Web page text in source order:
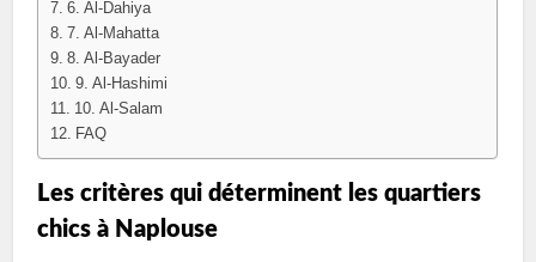
6. Al-Dahiya
7. Al-Mahatta
8. Al-Bayader
9. Al-Hashimi
10. Al-Salam
FAQ
Les critères qui déterminent les quartiers
chics à Naplouse